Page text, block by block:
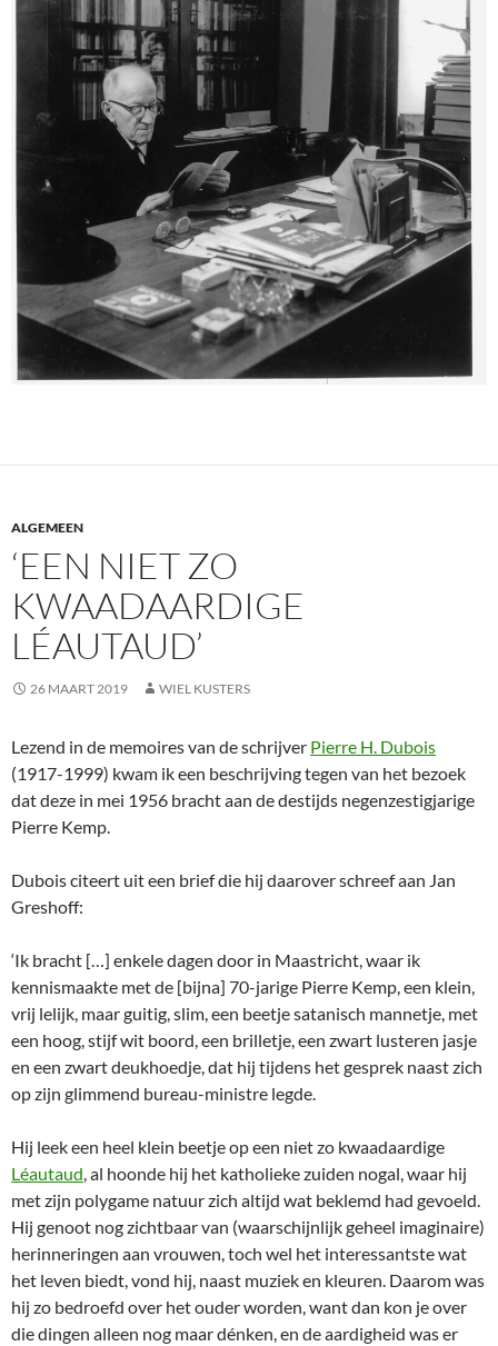
ALGEMEEN
‘EEN NIET ZO
KWAADAARDIGE
LÉAUTAUD’
26 MAART 2019 WIEL KUSTERS
Lezend in de memoires van de schrijver Pierre H. Dubois
(1917-1999) kwam ik een beschrijving tegen van het bezoek
dat deze in mei 1956 bracht aan de destijds negenzestigjarige
Pierre Kemp.
Dubois citeert uit een brief die hij daarover schreef aan Jan
Greshoff:
‘Ik bracht […] enkele dagen door in Maastricht, waar ik
kennismaakte met de [bijna] 70-jarige Pierre Kemp, een klein,
vrij lelijk, maar guitig, slim, een beetje satanisch mannetje, met
een hoog, stijf wit boord, een brilletje, een zwart lusteren jasje
en een zwart deukhoedje, dat hij tijdens het gesprek naast zich
op zijn glimmend bureau-ministre legde.
Hij leek een heel klein beetje op een niet zo kwaadaardige
Léautaud, al hoonde hij het katholieke zuiden nogal, waar hij
met zijn polygame natuur zich altijd wat beklemd had gevoeld.
Hij genoot nog zichtbaar van (waarschijnlijk geheel imaginaire)
herinneringen aan vrouwen, toch wel het interessantste wat
het leven biedt, vond hij, naast muziek en kleuren. Daarom was
hij zo bedroefd over het ouder worden, want dan kon je over
die dingen alleen nog maar dénken, en de aardigheid was er